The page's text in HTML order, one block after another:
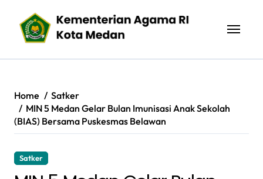
content
Home
Satker
MIN 5 Medan Gelar Bulan Imunisasi Anak Sekolah
(BIAS) Bersama Puskesmas Belawan
Satker